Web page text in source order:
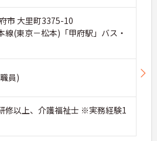
市 大里町3375-10
線(東京－松本)「甲府駅」バス・
員)
修以上、介護福祉士 ※実務経験1